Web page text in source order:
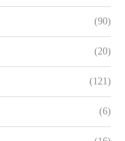
(90)
(20)
(121)
(6)